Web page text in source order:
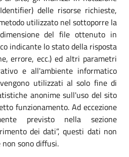
delle risorse richieste,
utilizzato nel sottoporre la
del file ottenuto in
indicante lo stato della risposta
errore, ecc.) ed altri parametri
e all'ambiente informatico
utilizzati al solo fine di
anonime sull'uso del sito
funzionamento. Ad eccezione
previsto nella sezione
dei dati”, questi dati non
sono diffusi.